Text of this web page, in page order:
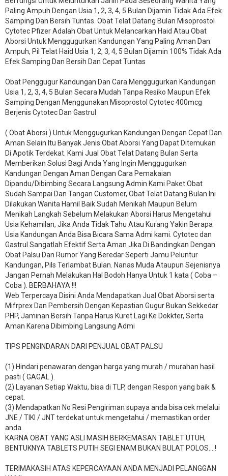
Paling Ampuh Dengan Usia 1, 2, 3, 4, 5 Bulan Dijamin Tidak Ada Efek
Samping Dan Bersih Tuntas. Obat Telat Datang Bulan Misoprostol
Cytotec Pfizer Adalah Obat Untuk Melancarkan Haid Atau Obat
Aborsi Untuk Menggugurkan Kandungan Yang Paling Aman Dan
Ampuh, Pil Telat Haid Usia 1, 2, 3, 4, 5 Bulan Dijamin 100% Tidak Ada
Efek Samping Dan Bersih Dan Cepat Tuntas
Obat Penggugur Kandungan Dan Cara Menggugurkan Kandungan
Usia 1, 2, 3, 4, 5 Bulan Secara Mudah Tanpa Resiko Maupun Efek
Samping Dengan Menggunakan Misoprostol Cytotec 400mcg
Berjenis Cytotec Dan Gastrul
( Obat Aborsi ) Untuk Menggugurkan Kandungan Dengan Cepat Dan
Aman Selain Itu Banyak Jenis Obat Aborsi Yang Dapat Ditemukan
Di Apotik Terdekat. Kami Jual Obat Telat Datang Bulan Serta
Memberikan Solusi Bagi Anda Yang Ingin Menggugurkan
Kandungan Dengan Aman Dengan Cara Pemakaian
Dipandu/Dibimbing Secara Langsung Admin Kami Paket Obat
Sudah Sampai Dan Tangan Customer, Obat Telat Datang Bulan Ini
Dilakukan Wanita Hamil Baik Sudah Menikah Maupun Belum
Menikah Langkah Sebelum Melakukan Aborsi Harus Mengetahui
Usia Kehamilan, Jika Anda Tidak Tahu Atau Kurang Yakin Berapa
Usia Kandungan Anda Bisa Bicara Sama Admi kami. Cytotec dan
Gastrul Sangatlah Efektif Serta Aman Jika Di Bandingkan Dengan
Obat Palsu Dan Rumor Yang Beredar Seperti Jamu Peluntur
Kandungan, Pils Terlambat Bulan. Nanas Muda Ataupun Sejenisnya
Jangan Pernah Melakukan Hal Bodoh Hanya Untuk 1 kata ( Coba –
Coba ). BERBAHAYA !!!
Web Terpercaya Disini Anda Mendapatkan Jual Obat Aborsi serta
Mifrprex Dan Pembersih Dengan Kepastian Gugur Bukan Sekkedar
PHP, Jaminan Bersih Tanpa Harus Kuret Lagi Ke Dokkter, Serta
Aman Karena Dibimbing Langsung Admi
TIPS PENGINDARAN DARI PENJUAL OBAT PALSU
(1) Hindari penawaran dengan harga yang murah / murahan hasil
pasti ( GAGAL ).
(2) Layanan Setiap Waktu, bisa di TLP, dengan Respon yang baik &
cepat.
(3) Mendapatkan No Resi Pengiriman supaya anda bisa cek melalui
JNE / TIKI / JNT terdekat untuk mengetahui / memastikan order
anda.
KARNA OBAT YANG ASLI MASIH BERKEMASAN TABLET UTUH,
BENTUKNYA TABLETS PUTIH SEGI ENAM BUKAN BULAT POLOS….!
TERIMAKASIH ATAS KEPERCAYAAN ANDA MENJADI PELANGGAN